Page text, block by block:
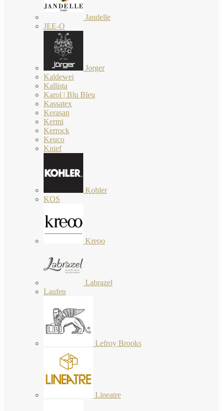
Jandelle
JEE-O
Jorger
Kaldewei
Kallista
Karol | Blu Bleu
Kassatex
Kerasan
Kermi
Kerrock
Keuco
Knief
Kohler
KOS
Kreoo
Labrazel
Laufen
Lefroy Brooks
Lineatre